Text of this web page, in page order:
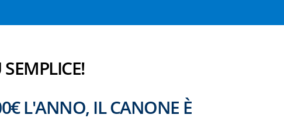
L'ANNO, IL CANONE È